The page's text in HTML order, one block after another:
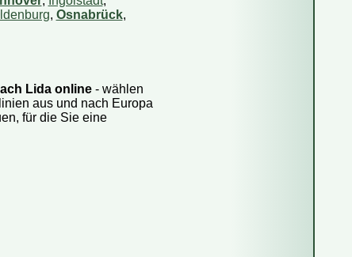
, Osnabrück,
Lida online- wählen
aus und nach Europa
für die Sie eine